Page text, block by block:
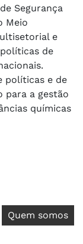
Segurança
Meio
e
de
políticas e de
para a gestão
químicas
Quem somos